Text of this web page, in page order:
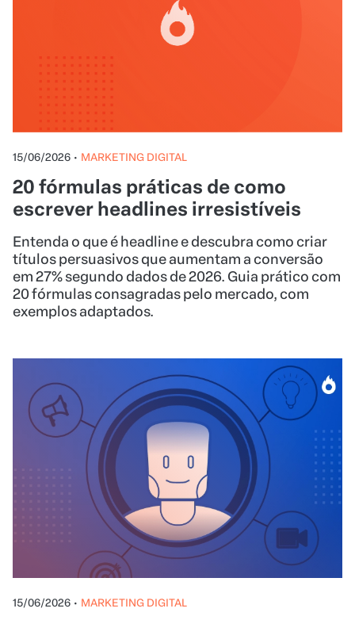
15/06/2026 • MARKETING DIGITAL
20 fórmulas práticas de como
escrever headlines irresistíveis
Entenda o que é headline e descubra como criar
títulos persuasivos que aumentam a conversão
em 27% segundo dados de 2026. Guia prático com
20 fórmulas consagradas pelo mercado, com
exemplos adaptados.
15/06/2026 • MARKETING DIGITAL